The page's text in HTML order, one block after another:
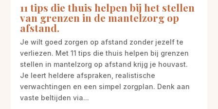
11 tips die thuis helpen bij het stellen
van grenzen in de mantelzorg op
afstand.
Je wilt goed zorgen op afstand zonder jezelf te
verliezen. Met 11 tips die thuis helpen bij grenzen
stellen in mantelzorg op afstand krijg je houvast.
Je leert heldere afspraken, realistische
verwachtingen en een simpel zorgplan. Denk aan
vaste beltijden via...